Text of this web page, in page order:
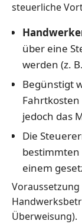
steuerliche
über eine
werden (z.
Begünstigt
jedoch das
Die
bestimmten
einem
Überweisung).